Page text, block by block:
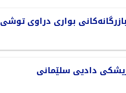
بواری دراوی توشی
دادیی سلێمانی